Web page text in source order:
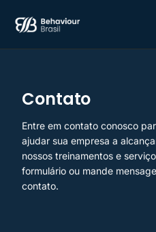
Contato
Entre em contato conosco
ajudar sua empresa a
nossos treinamentos e
formulário ou mande
contato.